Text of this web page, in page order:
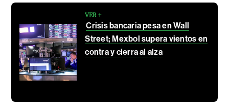
VER +
Crisis bancaria pesa en Wall
Street; Mexbol supera vientos en
contra y cierra al alza